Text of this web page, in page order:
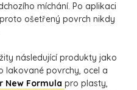
míchání. Po aplikaci
ošetřený povrch nikdy
následující produkty jako
lakované povrchy, ocel a
New Formula pro plasty,